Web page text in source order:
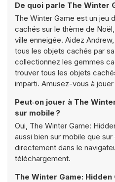
De quoi parle The Winter
The Winter Game est un jeu
cachés sur le thème de
ville enneigée. Aidez
tous les objets cachés par
collectionnez les gemmes
trouver tous les objets
imparti. Amusez-vous à
Peut‑on jouer à The
sur mobile ?
Oui, The Winter Game:
aussi bien sur mobile que
directement dans le
téléchargement.
The Winter Game: